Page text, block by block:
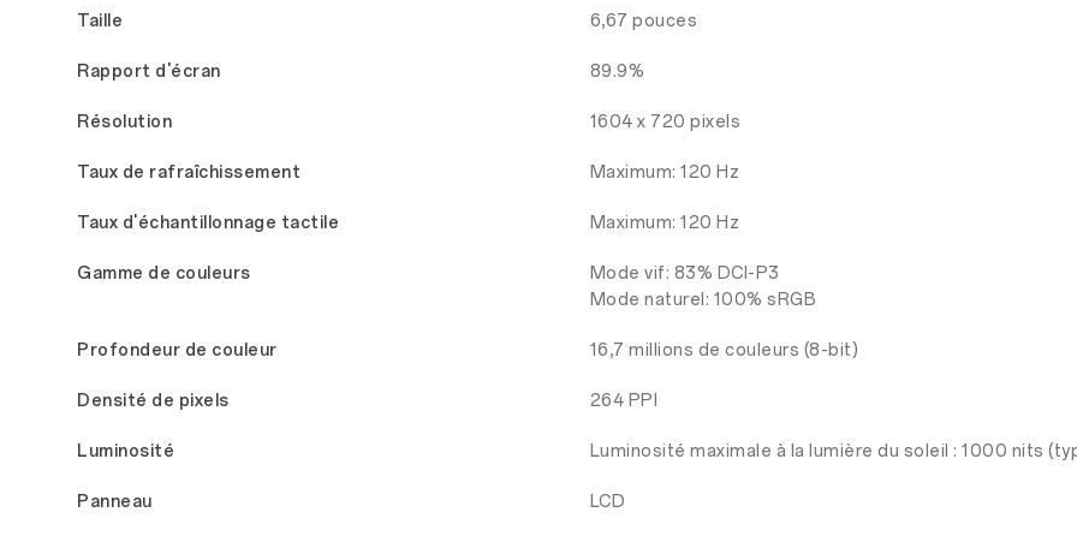
Taille 6,67 pouces
Rapport d'écran 89.9%
Résolution 1604 x 720 pixels
Taux de rafraîchissement Maximum: 120 Hz
Taux d'échantillonnage tactile Maximum: 120 Hz
Gamme de couleurs
Mode vif: 83% DCI-P3
Mode naturel: 100% sRGB
Profondeur de couleur 16,7 millions de couleurs (8-bit)
Densité de pixels 264 PPI
Luminosité Luminosité maximale à la lumière du soleil : 1000 nits
Panneau LCD